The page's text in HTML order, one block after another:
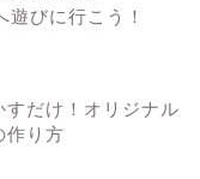
遊びに行こう！
すだけ！オリジナル
作り方